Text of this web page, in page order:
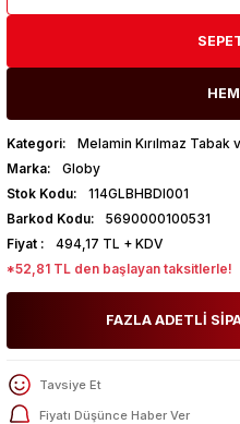
Kategori
Melamin Kırılmaz Tabak
Marka
Globy
Stok Kodu
114GLBHBDI001
Barkod Kodu
5690000100531
Fiyat
494,17 TL + KDV
*52,81 TL den başlayan taksitlerle!
FAZLA ADETLİ
Tavsiye Et
Fiyatı Düşünce Haber Ver